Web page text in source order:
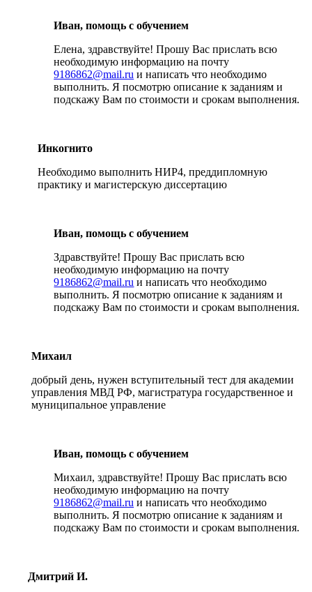
Иван, помощь с обучением
Елена, здравствуйте! Прошу Вас прислать всю
необходимую информацию на почту
9186862@mail.ru и написать что необходимо
выполнить. Я посмотрю описание к заданиям и
подскажу Вам по стоимости и срокам выполнения.
Инкогнито
Необходимо выполнить НИР4, преддипломную
практику и магистерскую диссертацию
Иван, помощь с обучением
Здравствуйте! Прошу Вас прислать всю
необходимую информацию на почту
9186862@mail.ru и написать что необходимо
выполнить. Я посмотрю описание к заданиям и
подскажу Вам по стоимости и срокам выполнения.
Михаил
добрый день, нужен вступительный тест для академии
управления МВД РФ, магистратура государственное и
муниципальное управление
Иван, помощь с обучением
Михаил, здравствуйте! Прошу Вас прислать всю
необходимую информацию на почту
9186862@mail.ru и написать что необходимо
выполнить. Я посмотрю описание к заданиям и
подскажу Вам по стоимости и срокам выполнения.
Дмитрий И.